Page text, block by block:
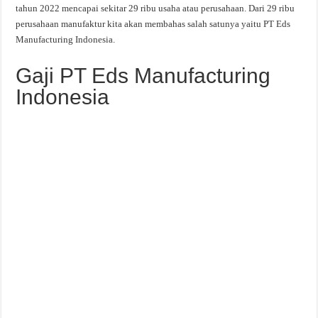
tahun 2022 mencapai sekitar 29 ribu usaha atau perusahaan. Dari 29 ribu
perusahaan manufaktur kita akan membahas salah satunya yaitu PT Eds
Manufacturing Indonesia.
Gaji PT Eds Manufacturing
Indonesia